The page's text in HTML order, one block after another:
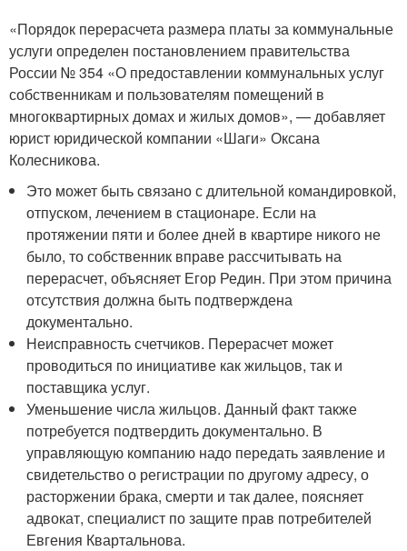
«Порядок перерасчета размера платы за коммунальные
услуги определен постановлением правительства
России № 354 «О предоставлении коммунальных услуг
собственникам и пользователям помещений в
многоквартирных домах и жилых домов», — добавляет
юрист юридической компании «Шаги» Оксана
Колесникова.
Это может быть связано с длительной командировкой,
отпуском, лечением в стационаре. Если на
протяжении пяти и более дней в квартире никого не
было, то собственник вправе рассчитывать на
перерасчет, объясняет Егор Редин. При этом причина
отсутствия должна быть подтверждена
документально.
Неисправность счетчиков. Перерасчет может
проводиться по инициативе как жильцов, так и
поставщика услуг.
Уменьшение числа жильцов. Данный факт также
потребуется подтвердить документально. В
управляющую компанию надо передать заявление и
свидетельство о регистрации по другому адресу, о
расторжении брака, смерти и так далее, поясняет
адвокат, специалист по защите прав потребителей
Евгения Квартальнова.